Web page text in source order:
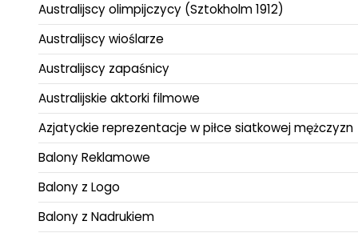
Australijscy olimpijczycy (Sztokholm 1912)
Australijscy wioślarze
Australijscy zapaśnicy
Australijskie aktorki filmowe
Azjatyckie reprezentacje w piłce siatkowej mężczyzn
Balony Reklamowe
Balony z Logo
Balony z Nadrukiem